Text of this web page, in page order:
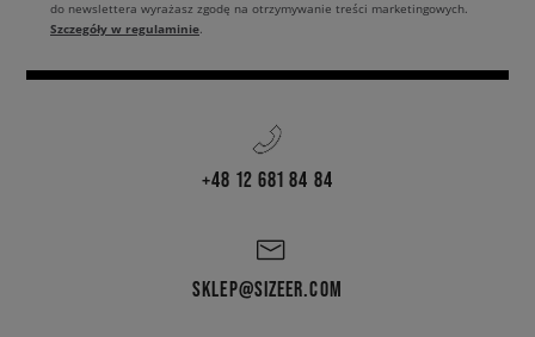
do newslettera wyrażasz zgodę na otrzymywanie treści marketingowych.
Szczegóły w regulaminie.
+48 12 681 84 84
SKLEP@SIZEER.COM